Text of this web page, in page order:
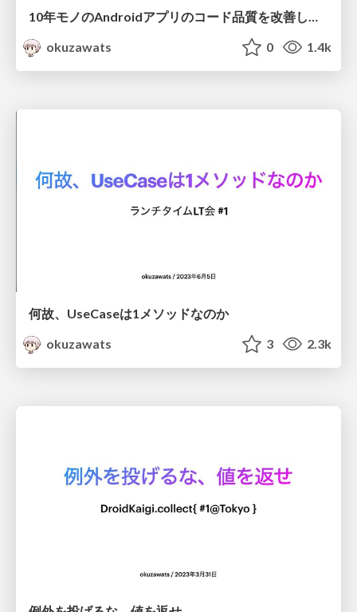
10年モノのAndroidアプリのコード品質を改善していく、3つの取り組み
okuzawats
0 1.4k
何故、UseCaseは1メソッドなのか
okuzawats
3 2.3k